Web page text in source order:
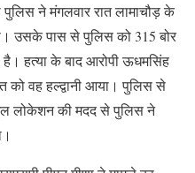
ने मंगलवार रात लामाचौड़ के
उसके पास से पुलिस को 315 बोर
हत्या के बाद आरोपी ऊधमसिंह
को वह हल्द्वानी आया। पुलिस से
लोकेशन की मदद से पुलिस ने